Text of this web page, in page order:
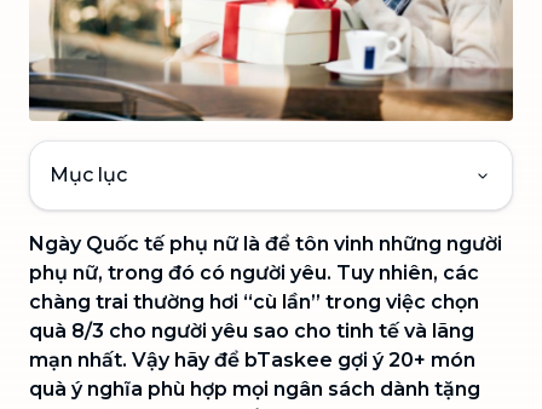
Mục lục
Ngày Quốc tế phụ nữ là để tôn vinh những người
phụ nữ, trong đó có người yêu. Tuy nhiên, các
chàng trai thường hơi “cù lần” trong việc chọn
quà 8/3 cho người yêu sao cho tinh tế và lãng
mạn nhất. Vậy hãy để bTaskee gợi ý 20+ món
quà ý nghĩa phù hợp mọi ngân sách dành tặng